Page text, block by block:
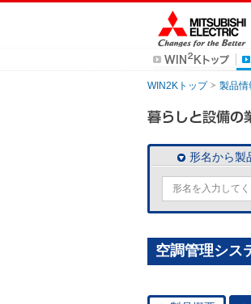
WIN2Kトップ 製品情
形名から製
空調管理シス